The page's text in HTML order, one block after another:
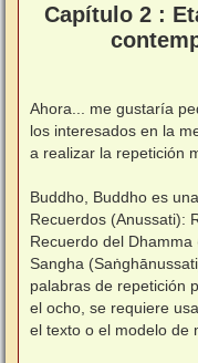
n
s
Capítulo 2 :
Ahora... me gustaría
los interesados en la
a realizar la repetición
Buddho, Buddho es
Recuerdos (Anussati):
Recuerdo del
Sangha
palabras de repetición
el ocho, se requiere
el texto o el modelo de